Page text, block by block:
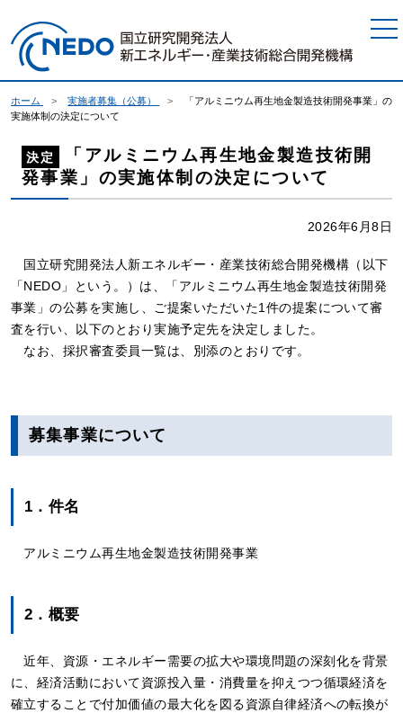
ホーム 実施者募集（公募）
「アルミニウム再生地金製造技術開発事業」の
実施体制の決定について
決定
「アルミニウム再生地金製造技術開
発事業」の実施体制の決定について
2026年6月8日
国立研究開発法人新エネルギー・産業技術総合開発機構（以下
「NEDO」という。）は、「アルミニウム再生地金製造技術開発
事業」の公募を実施し、ご提案いただいた1件の提案について審
査を行い、以下のとおり実施予定先を決定しました。
なお、採択審査委員一覧は、別添のとおりです。
募集事業について
1．件名
アルミニウム再生地金製造技術開発事業
2．概要
近年、資源・エネルギー需要の拡大や環境問題の深刻化を背景
に、経済活動において資源投入量・消費量を抑えつつ循環経済を
確立することで付加価値の最大化を図る資源自律経済への転換が